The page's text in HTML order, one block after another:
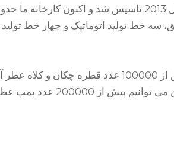
ما می توانیم بیش از 100000 عدد قطره چکان
عدد پمپ عطر و سمپاش نیز تولید کنیم.